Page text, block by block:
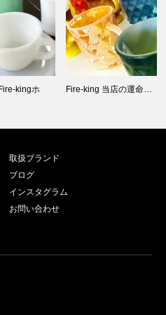
店の運命… Fire-king 500点以…
取扱ブランド
ブログ
インスタグラム
お問い合わせ